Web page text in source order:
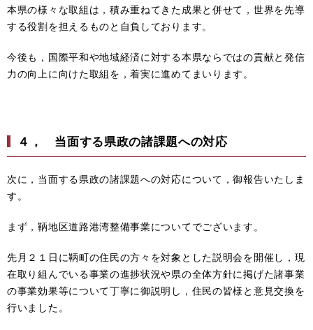
本県の様々な取組は，積み重ねてきた成果と併せて，世界を先導
する役割を担えるものと自負しております。
今後も，国際平和や地域経済に対する本県ならではの貢献と発信
力の向上に向けた取組を，着実に進めてまいります。
４， 当面する県政の諸課題への対応
次に，当面する県政の諸課題への対応について，御報告いたしま
す。
まず，鞆地区道路港湾整備事業についてでございます。
先月２１日に鞆町の住民の方々を対象とした説明会を開催し，現
在取り組んでいる事業の進捗状況や県の全体方針に掲げた諸事業
の事業効果等について丁寧に御説明し，住民の皆様と意見交換を
行いました。